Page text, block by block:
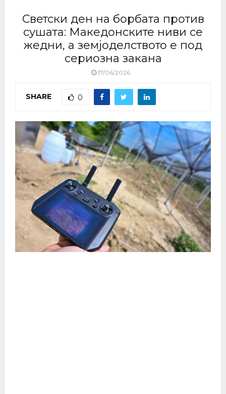
Светски ден на борбата против
сушата: Македонските ниви се
жедни, а земјоделството е под
сериозна закана
17/06/2026
SHARE 0